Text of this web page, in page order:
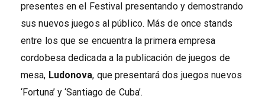
presentes en el Festival presentando y demostrando
sus nuevos juegos al público. Más de once stands
entre los que se encuentra la primera empresa
cordobesa dedicada a la publicación de juegos de
mesa, Ludonova, que presentará dos juegos nuevos
‘Fortuna’ y ‘Santiago de Cuba’.